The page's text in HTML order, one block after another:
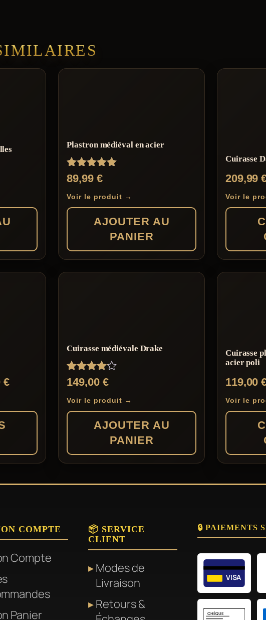
Plastron médiéval en acier
Note
5.00
sur 5
89,99 €
Voir le produit →
AJOUTER AU
PANIER
Cuirasse
209,99
Voir le
produit
options
peuvent
être
choisies
sur
du
€Plage
prix :
187,90 €
Cuirasse médiévale Drake
Note
4.00
sur 5
149,00 €
Voir le produit →
AJOUTER AU
PANIER
Cuirasse
acier poli
119,00
Voir le
produit
variations.
options
peuvent
être
choisies
COMPTE
Compte
Panier
📦 SERVICE
CLIENT
Modes de
Livraison
Retours &
🔒 PAIEMENTS
VISA
CHÈQUE